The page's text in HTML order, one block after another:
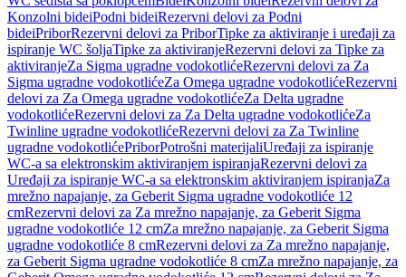
Konzolni bideiPodni bideiRezervni delovi za Podni
bideiPriborRezervni delovi za PriborTipke za aktiviranje i uređaji za
ispiranje WC šoljaTipke za aktiviranjeRezervni delovi za Tipke za
aktiviranjeZa Sigma ugradne vodokotlićeRezervni delovi za Za
Sigma ugradne vodokotlićeZa Omega ugradne vodokotlićeRezervni
delovi za Za Omega ugradne vodokotlićeZa Delta ugradne
vodokotlićeRezervni delovi za Za Delta ugradne vodokotlićeZa
Twinline ugradne vodokotlićeRezervni delovi za Za Twinline
ugradne vodokotlićePriborPotrošni materijaliUređaji za ispiranje
WC-a sa elektronskim aktiviranjem ispiranjaRezervni delovi za
Uređaji za ispiranje WC-a sa elektronskim aktiviranjem ispiranjaZa
mrežno napajanje, za Geberit Sigma ugradne vodokotliće 12
cmRezervni delovi za Za mrežno napajanje, za Geberit Sigma
ugradne vodokotliće 12 cmZa mrežno napajanje, za Geberit Sigma
ugradne vodokotliće 8 cmRezervni delovi za Za mrežno napajanje,
za Geberit Sigma ugradne vodokotliće 8 cmZa mrežno napajanje, za